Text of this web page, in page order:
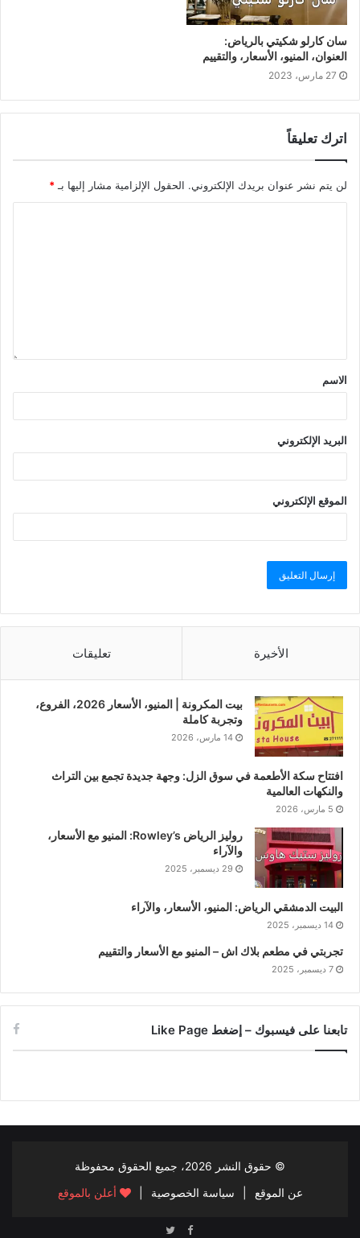
سان كارلو شكيتي بالرياض:
العنوان، المنيو، الأسعار، والتقييم
27 مارس، 2023
اترك تعليقاً
لن يتم نشر عنوان بريدك الإلكتروني. الحقول الإلزامية مشار إليها بـ *
الاسم
البريد الإلكتروني
الموقع الإلكتروني
الأخيرة تعليقات
بيت المكرونة | المنيو، الأسعار 2026، الفروع،
وتجربة كاملة
14 مارس، 2026
افتتاح سكة الأطعمة في سوق الزل: وجهة جديدة تجمع بين التراث
والنكهات العالمية
5 مارس، 2026
روليز الرياض Rowley’s: المنيو مع الأسعار،
والآراء
29 ديسمبر، 2025
البيت الدمشقي الرياض: المنيو، الأسعار، والآراء
14 ديسمبر، 2025
تجربتي في مطعم بلاك اش – المنيو مع الأسعار والتقييم
7 ديسمبر، 2025
تابعنا على فيسبوك – إضغط Like Page
© حقوق النشر 2026، جميع الحقوق محفوظة
عن الموقع
سياسة الخصوصية أعلن بالموقع